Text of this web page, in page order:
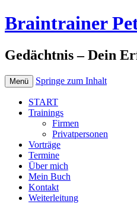
Braintrainer
Gedächtnis – Dein
Menü Springe zum Inhalt
START
Trainings
Firmen
Privatpersonen
Vorträge
Termine
Über mich
Mein Buch
Kontakt
Weiterleitung